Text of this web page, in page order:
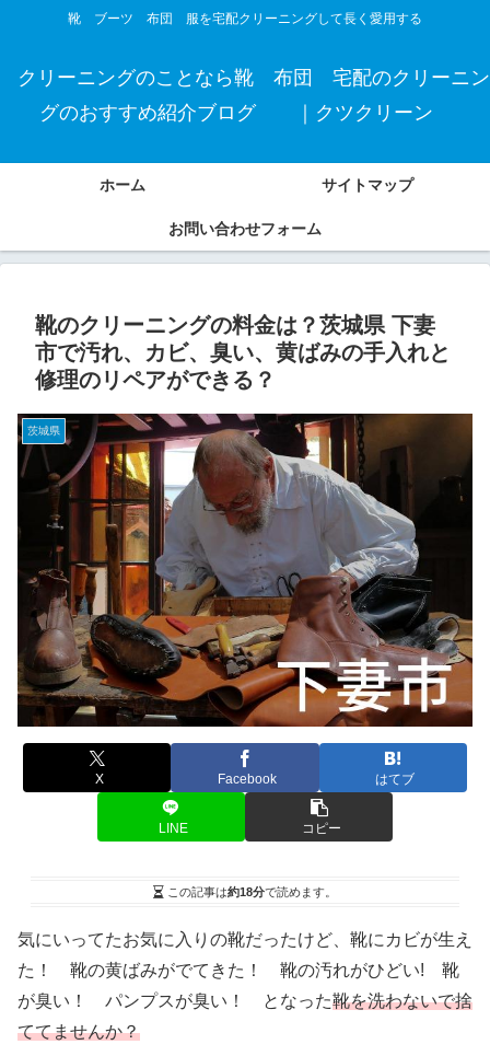
靴 ブーツ 布団 服を宅配クリーニングして長く愛用する
クリーニングのことなら靴 布団 宅配のクリーニン
グのおすすめ紹介ブログ ｜クツクリーン
ホーム サイトマップ
お問い合わせフォーム
靴のクリーニングの料金は？茨城県 下妻
市で汚れ、カビ、臭い、黄ばみの手入れと
修理のリペアができる？
茨城県
X Facebook はてブ
LINE コピー
この記事は約18分で読めます。
気にいってたお気に入りの靴だったけど、靴にカビが生え
た！ 靴の黄ばみがでてきた！ 靴の汚れがひどい! 靴
が臭い！ パンプスが臭い！ となった靴を洗わないで捨
ててませんか？